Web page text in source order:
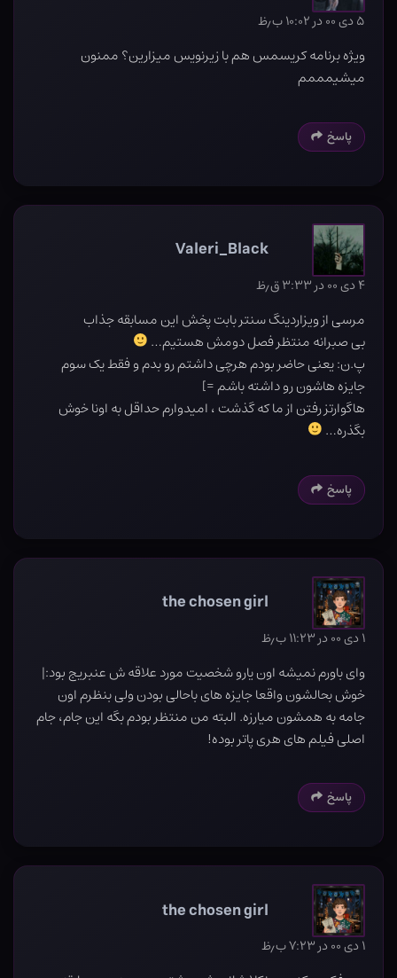
۵ دی ۰۰ در ۱۰:۰۲ ب٫ظ
ویژه برنامه کریسمس هم با زیرنویس میزارین؟ ممنون
میشیمممم
پاسخ
Valeri_Black
۴ دی ۰۰ در ۳:۳۳ ق٫ظ
مرسی از ویزاردینگ سنتر بابت پخش این مسابقه جذاب
بی صبرانه منتظر فصل دومش هستیم…
پ.ن: یعنی حاضر بودم هرچی داشتم رو بدم و فقط یک سوم
جایزه هاشون رو داشته باشم =]
هاگوارتز رفتن از ما که گذشت ، امیدوارم حداقل به اونا خوش
بگذره…
پاسخ
the chosen girl
۱ دی ۰۰ در ۱۱:۲۳ ب٫ظ
وای باورم نمیشه اون یارو شخصیت مورد علاقه ش عنبریج بود:|
خوش بحالشون واقعا جایزه های باحالی بودن ولی بنظرم اون
جامه به همشون میارزه. البته من منتظر بودم بگه این جام، جام
اصلی فیلم های هری پاتر بوده!
پاسخ
the chosen girl
۱ دی ۰۰ در ۷:۲۳ ب٫ظ